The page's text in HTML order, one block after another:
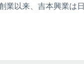
業以来、吉本興業